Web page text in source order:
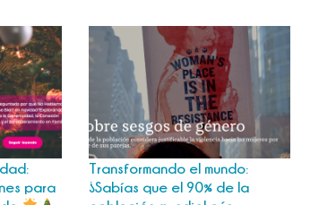
para
Transformando el mundo:
¿Sabías que el 90% de la